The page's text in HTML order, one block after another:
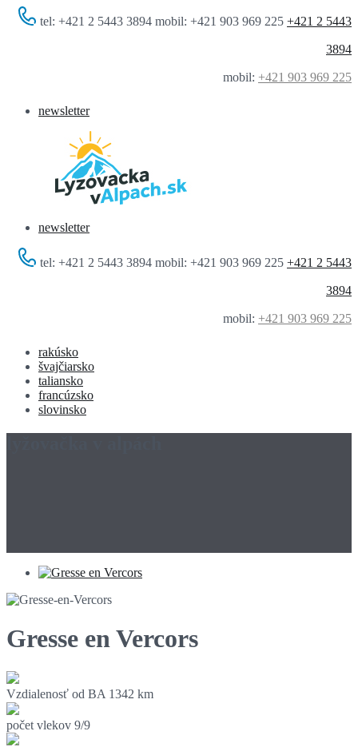
tel: +421 2 5443 3894 mobil: +421 903 969 225 +421 2 5443
3894
mobil: +421 903 969 225
newsletter
newsletter
tel: +421 2 5443 3894 mobil: +421 903 969 225 +421 2 5443
3894
mobil: +421 903 969 225
rakúsko
švajčiarsko
taliansko
francúzsko
slovinsko
Gresse en Vercors
Vzdialenosť od BA 1342 km
počet vlekov 9/9